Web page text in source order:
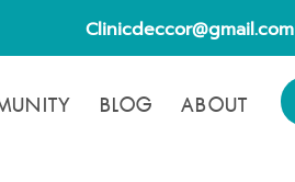
Clinicdeccor@gmail.com
BLOG ABOUT